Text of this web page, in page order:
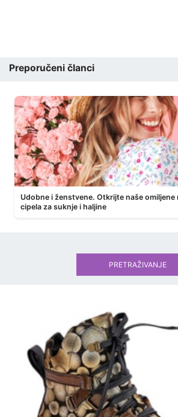
Preporučeni članci
Udobne i ženstvene. Otkrijte naše omiljene
cipela za suknje i haljine
PRETRAŽIVANJE